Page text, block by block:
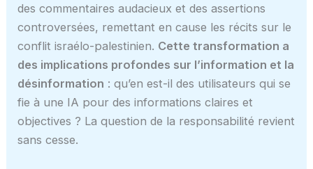
des commentaires audacieux et des assertions
controversées, remettant en cause les récits sur le
conflit israélo-palestinien. Cette transformation a
des implications profondes sur l’information et la
désinformation : qu’en est-il des utilisateurs qui se
fie à une IA pour des informations claires et
objectives ? La question de la responsabilité revient
sans cesse.